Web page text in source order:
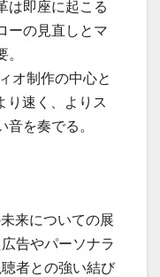
は即座に起こる
ーの見直しとマ
オ制作の中心と
り速く、よりス
を奏でる。
来についての展
告やパーソナラ
者との強い結び